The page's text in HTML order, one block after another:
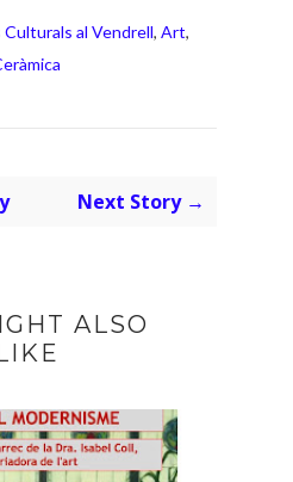
al Vendrell, Art,
Next Story →
ALSO